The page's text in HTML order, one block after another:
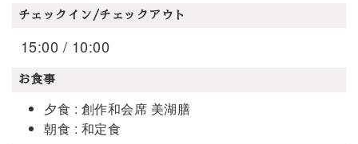
チェックイン/チェックアウト
15:00 / 10:00
お食事
夕食 : 創作和会席 美湖膳
朝食 : 和定食